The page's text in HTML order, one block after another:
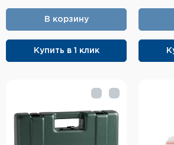
В корзину
Купить в 1 клик